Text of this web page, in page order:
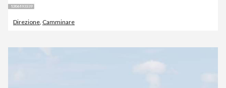
Direzione, Camminare